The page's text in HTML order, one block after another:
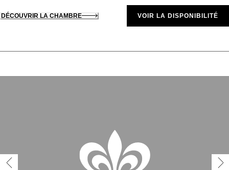
DÉCOUVRIR LA CHAMBRE VOIR LA DISPONIBILITÉ